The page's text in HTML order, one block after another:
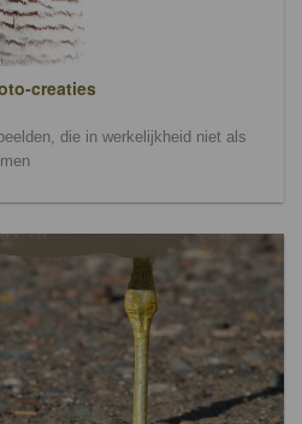
creaties
die in werkelijkheid niet als